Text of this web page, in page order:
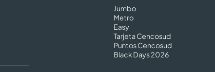
Jumbo
Metro
Easy
Tarjeta Cencosud
Puntos Cencosud
Black Days 2026